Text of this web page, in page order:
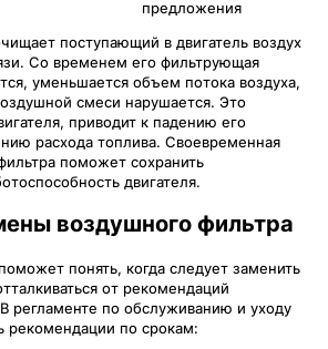
предложения
поступающий в двигатель воздух
Со временем его фильтрующая
уменьшается объем потока воздуха,
смеси нарушается. Это
приводит к падению его
расхода топлива. Своевременная
поможет сохранить
двигателя.
воздушного фильтра
понять, когда следует заменить
от рекомендаций
регламенте по обслуживанию и уходу
рекомендации по срокам: